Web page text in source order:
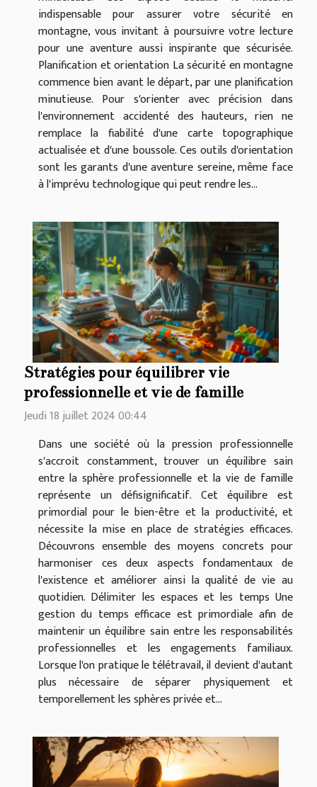
indispensable pour assurer votre sécurité en
montagne, vous invitant à poursuivre votre lecture
pour une aventure aussi inspirante que sécurisée.
Planification et orientation La sécurité en montagne
commence bien avant le départ, par une planification
minutieuse. Pour s'orienter avec précision dans
l'environnement accidenté des hauteurs, rien ne
remplace la fiabilité d'une carte topographique
actualisée et d'une boussole. Ces outils d'orientation
sont les garants d'une aventure sereine, même face
à l'imprévu technologique qui peut rendre les...
Stratégies pour équilibrer vie
professionnelle et vie de famille
Jeudi 18 juillet 2024 00:44
Dans une société où la pression professionnelle
s'accroit constamment, trouver un équilibre sain
entre la sphère professionnelle et la vie de famille
représente un défisignificatif. Cet équilibre est
primordial pour le bien-être et la productivité, et
nécessite la mise en place de stratégies efficaces.
Découvrons ensemble des moyens concrets pour
harmoniser ces deux aspects fondamentaux de
l'existence et améliorer ainsi la qualité de vie au
quotidien. Délimiter les espaces et les temps Une
gestion du temps efficace est primordiale afin de
maintenir un équilibre sain entre les responsabilités
professionnelles et les engagements familiaux.
Lorsque l'on pratique le télétravail, il devient d'autant
plus nécessaire de séparer physiquement et
temporellement les sphères privée et...